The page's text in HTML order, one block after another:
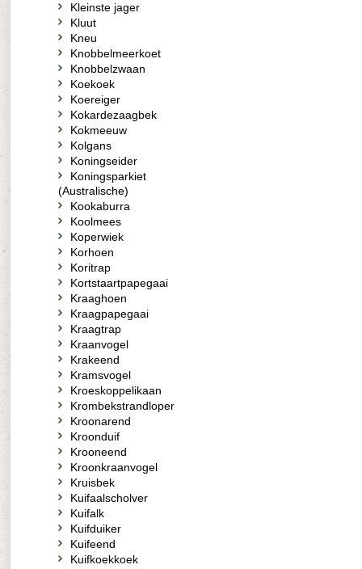
Kleinste jager
Kluut
Kneu
Knobbelmeerkoet
Knobbelzwaan
Koekoek
Koereiger
Kokardezaagbek
Kokmeeuw
Kolgans
Koningseider
Koningsparkiet
(Australische)
Kookaburra
Koolmees
Koperwiek
Korhoen
Koritrap
Kortstaartpapegaai
Kraaghoen
Kraagpapegaai
Kraagtrap
Kraanvogel
Krakeend
Kramsvogel
Kroeskoppelikaan
Krombekstrandloper
Kroonarend
Kroonduif
Krooneend
Kroonkraanvogel
Kruisbek
Kuifaalscholver
Kuifalk
Kuifduiker
Kuifeend
Kuifkoekkoek